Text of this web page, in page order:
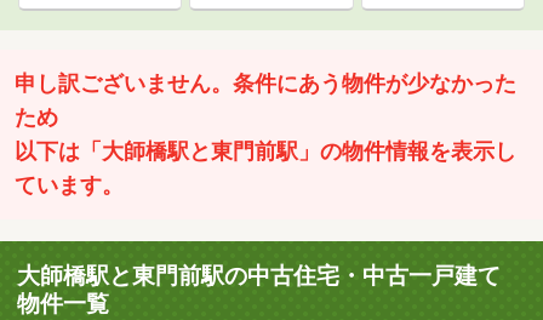
申し訳ございません。条件にあう物件が少なかった
ため
以下は「大師橋駅と東門前駅」の物件情報を表示し
ています。
大師橋駅と東門前駅の中古住宅・中古一戸建て
物件一覧